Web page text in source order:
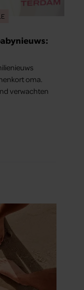
oma.
verwachten